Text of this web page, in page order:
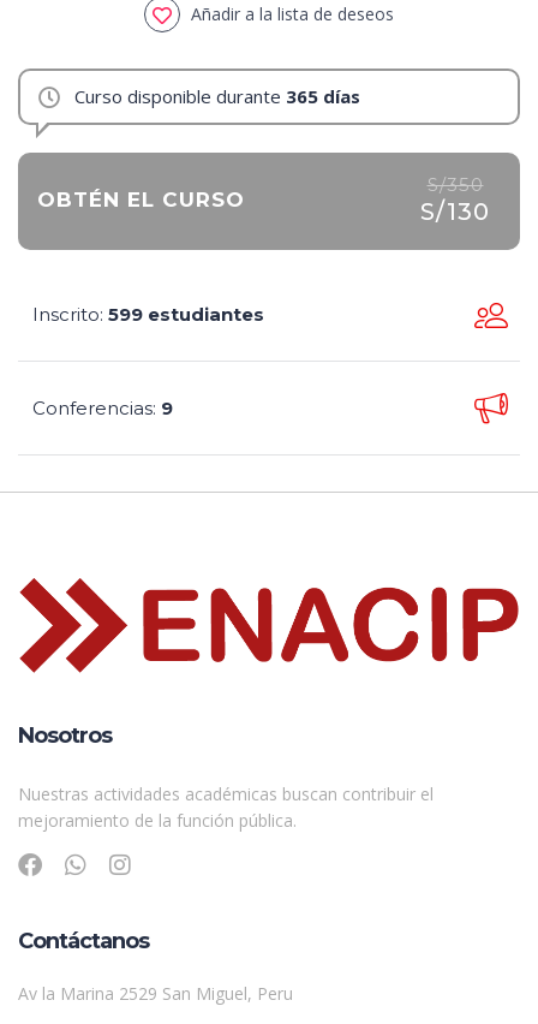
Añadir a la lista de deseos
Curso disponible durante 365 días
OBTÉN EL CURSO
S/350
S/130
Inscrito: 599 estudiantes
Conferencias: 9
Nosotros
Nuestras actividades académicas buscan contribuir el
mejoramiento de la función pública.
Contáctanos
Av la Marina 2529 San Miguel, Peru